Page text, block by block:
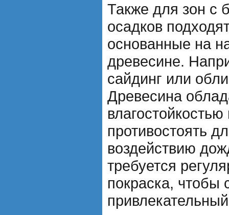
Также для зон с
осадков
основанные на
древесине.
сайдинг или
Древесина
противостоять
воздействию
требуется
покраска, чтобы